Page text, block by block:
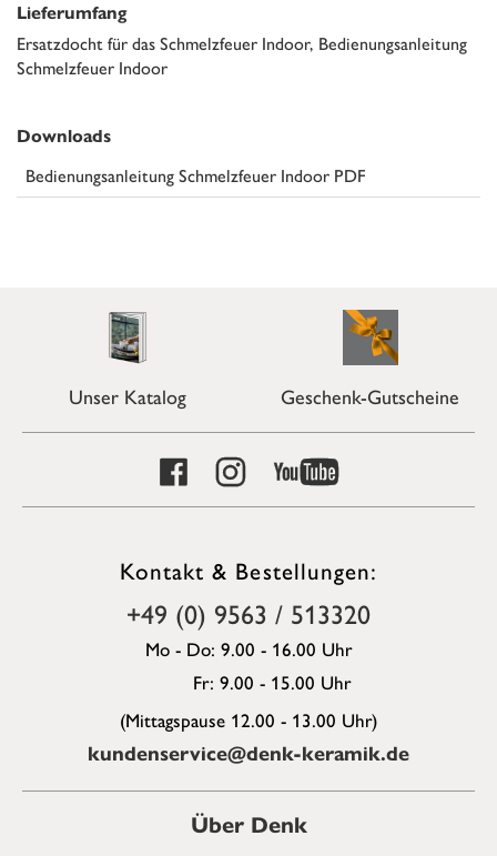
Lieferumfang
Ersatzdocht für das Schmelzfeuer Indoor, Bedienungsanleitung
Schmelzfeuer Indoor
Downloads
Bedienungsanleitung Schmelzfeuer Indoor PDF
Unser Katalog Geschenk-Gutscheine
Kontakt & Bestellungen:
+49 (0) 9563 / 513320
Mo - Do: 9.00 - 16.00 Uhr
Fr: 9.00 - 15.00 Uhr
(Mittagspause 12.00 - 13.00 Uhr)
kundenservice@denk-keramik.de
Über Denk